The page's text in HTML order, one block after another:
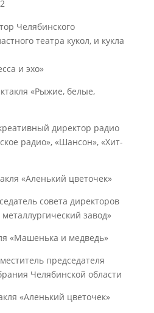
Челябинского
театра кукол, и кукла
и эхо»
«Рыжие, белые,
директор радио
радио», «Шансон», «Хит-
«Аленький цветочек»
совета директоров
завод»
«Машенька и медведь»
председателя
Челябинской области
«Аленький цветочек»